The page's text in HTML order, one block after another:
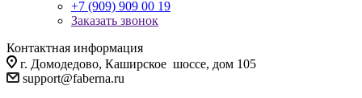
+7 (909) 909 00 19
Заказать звонок
Контактная информация
г. Домодедово, Каширское шоссе, дом 105
support@faberna.ru